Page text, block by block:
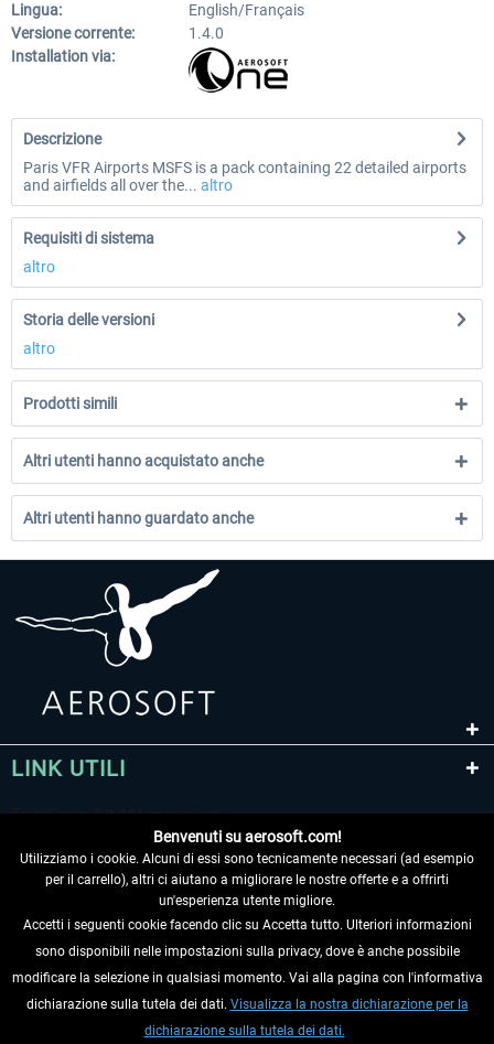
Lingua:
English/Français
Versione corrente:
1.4.0
Installation via:
Descrizione
Paris VFR Airports MSFS is a pack containing 22 detailed airports
and airfields all over the... altro
Requisiti di sistema
altro
Storia delle versioni
altro
Prodotti simili
Altri utenti hanno acquistato anche
Altri utenti hanno guardato anche
LINK UTILI
RECEDERE DAL CONTRATTO
INFORMAZIONI
Benvenuti su aerosoft.com!
Utilizziamo i cookie. Alcuni di essi sono tecnicamente necessari (ad esempio
per il carrello), altri ci aiutano a migliorare le nostre offerte e a offrirti
un'esperienza utente migliore.
Accetti i seguenti cookie facendo clic su Accetta tutto. Ulteriori informazioni
sono disponibili nelle impostazioni sulla privacy, dove è anche possibile
modificare la selezione in qualsiasi momento. Vai alla pagina con l'informativa
dichiarazione sulla tutela dei dati. Visualizza la nostra dichiarazione per la
dichiarazione sulla tutela dei dati.